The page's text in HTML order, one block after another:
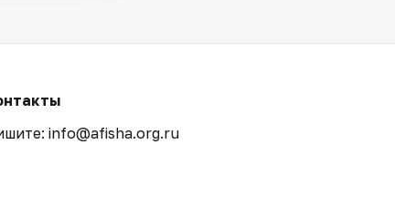
info@afisha.org.ru